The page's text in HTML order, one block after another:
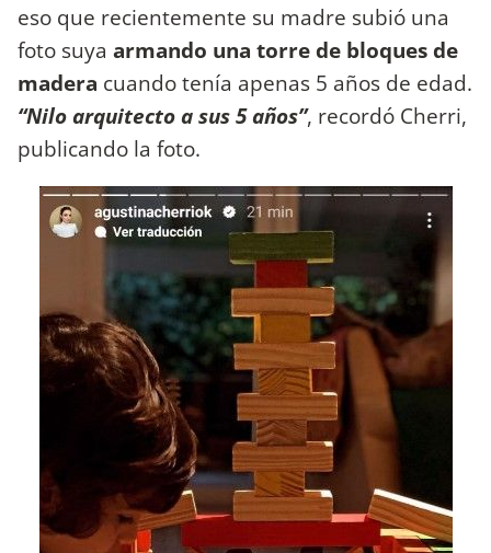
eso que recientemente su madre subió una
foto suya armando una torre de bloques de
madera cuando tenía apenas 5 años de edad.
“Nilo arquitecto a sus 5 años”, recordó Cherri,
publicando la foto.